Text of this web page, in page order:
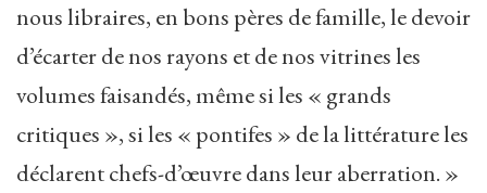
nous libraires, en bons pères de famille, le devoir
d’écarter de nos rayons et de nos vitrines les
volumes faisandés, même si les « grands
critiques », si les « pontifes » de la littérature les
déclarent chefs-d’œuvre dans leur aberration. »